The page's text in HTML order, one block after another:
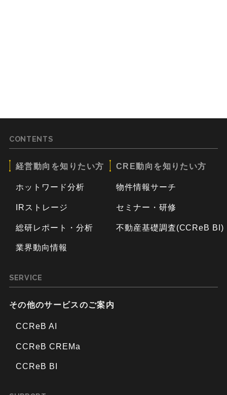
CONTENTS
経営動向を知りたい方
ホットワード分析
IRストレージ
総研レポート・分析
業界動向情報
CRE動向を知りたい方
物件情報サーチ
セミナー・研修
不動産基礎調査(CCReB BI)
SERVICE
その他のサービスのご案内
CCReB AI
CCReB CREMa
CCReB BI